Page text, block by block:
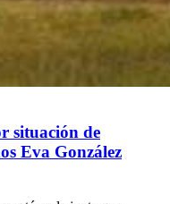
situación de
Eva González